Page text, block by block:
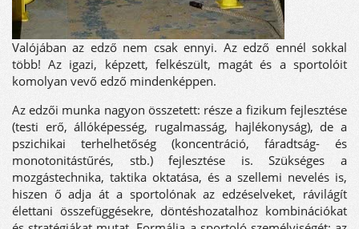
Valójában az edző nem csak ennyi. Az edző ennél sokkal
több! Az igazi, képzett, felkészült, magát és a sportolóit
komolyan vevő edző mindenképpen.
Az edzői munka nagyon összetett: része a fizikum fejlesztése
(testi erő, állóképesség, rugalmasság, hajlékonyság), de a
pszichikai terhelhetőség (koncentráció, fáradtság- és
monotonitástűrés, stb.) fejlesztése is. Szükséges a
mozgástechnika, taktika oktatása, és a szellemi nevelés is,
hiszen ő adja át a sportolónak az edzéselveket, rávilágít
élettani összefüggésekre, döntéshozatalhoz kombinációkat